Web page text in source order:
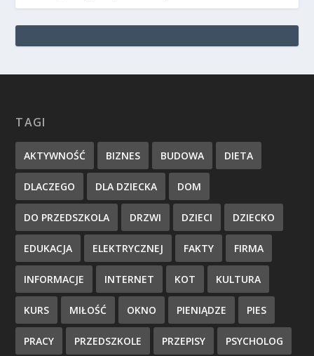
TAGI
AKTYWNOŚĆ BIZNES BUDOWA DIETA
DLACZEGO DLA DZIECKA DOM
DO PRZEDSZKOLA DRZWI DZIECI DZIECKO
EDUKACJA ELEKTRYCZNEJ FAKTY FIRMA
INFORMACJE INTERNET KOT KULTURA
KURS MIŁOŚĆ OKNO PIENIĄDZE PIES
PRACY PRZEDSZKOLE PRZEPISY PSYCHOLOG